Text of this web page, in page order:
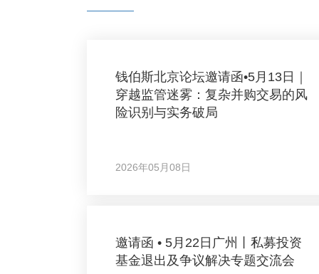
钱伯斯北京论坛邀请函•5月13日｜
穿越监管迷雾：复杂并购交易的风
险识别与实务破局
2026年05月08日
邀请函 • 5月22日广州丨私募投资
基金退出及争议解决专题交流会